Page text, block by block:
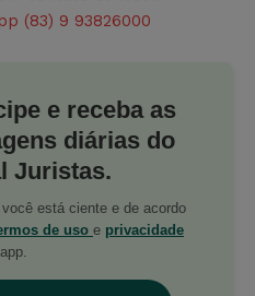
(83) 9 93826000
e receba as
diárias do
Juristas.
está ciente e de acordo
de uso e privacidade